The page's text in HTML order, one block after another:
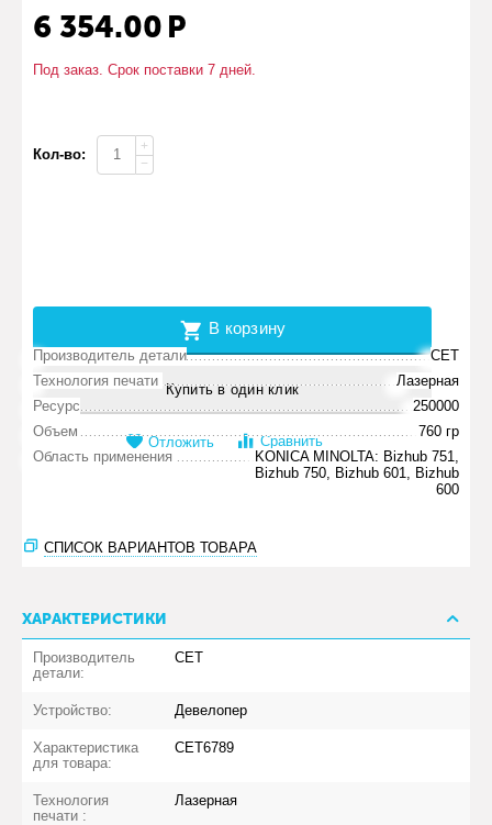
6 354.00 Р
Под заказ. Срок поставки 7 дней.
Кол-во:
+
−
В корзину
Купить в один клик
Отложить Сравнить
Производитель детали
CET
Технология печати
Лазерная
Ресурс
250000
Объем
760 гр
Область применения
KONICA MINOLTA: Bizhub 751,
Bizhub 750, Bizhub 601, Bizhub
600
СПИСОК ВАРИАНТОВ ТОВАРА
ХАРАКТЕРИСТИКИ
Производитель
детали:
CET
Устройство: Девелопер
Характеристика
для товара:
CET6789
Технология
печати :
Лазерная